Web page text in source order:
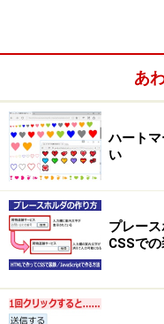
あ
ハート
い
プレー
CSSで